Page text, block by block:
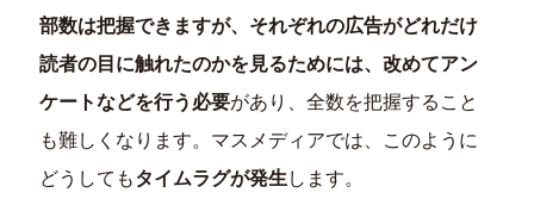
部数は把握できますが、それぞれの広告がどれだけ
読者の目に触れたのかを見るためには、改めてアン
ケートなどを行う必要があり、全数を把握すること
も難しくなります。マスメディアでは、このように
どうしてもタイムラグが発生 します。